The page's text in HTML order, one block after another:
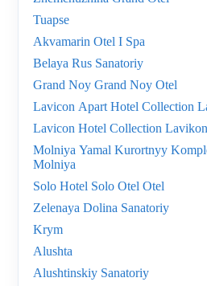
Tuapse
Akvamarin Otel I Spa
Belaya Rus Sanatoriy
Grand Noy Grand Noy Otel
Lavicon Apart Hotel Collection
Lavicon Hotel Collection
Molniya Yamal Kurortnyy
Molniya
Solo Hotel Solo Otel Otel
Zelenaya Dolina Sanatoriy
Krym
Alushta
Alushtinskiy Sanatoriy